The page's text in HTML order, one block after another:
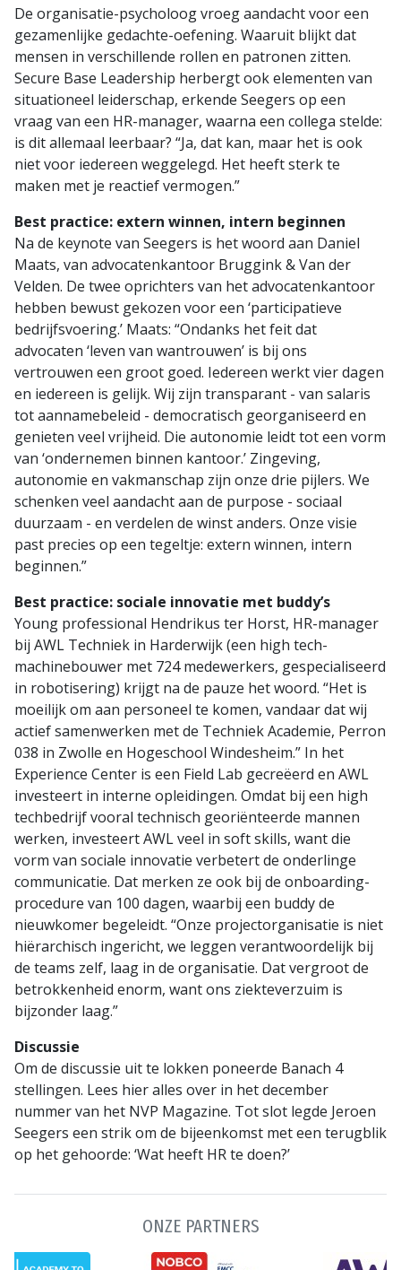
De organisatie-psycholoog vroeg aandacht voor een
gezamenlijke gedachte-oefening. Waaruit blijkt dat
mensen in verschillende rollen en patronen zitten.
Secure Base Leadership herbergt ook elementen van
situationeel leiderschap, erkende Seegers op een
vraag van een HR-manager, waarna een collega stelde:
is dit allemaal leerbaar? “Ja, dat kan, maar het is ook
niet voor iedereen weggelegd. Het heeft sterk te
maken met je reactief vermogen.”
Best practice: extern winnen, intern beginnen
Na de keynote van Seegers is het woord aan Daniel
Maats, van advocatenkantoor Bruggink & Van der
Velden. De twee oprichters van het advocatenkantoor
hebben bewust gekozen voor een ‘participatieve
bedrijfsvoering.’ Maats: “Ondanks het feit dat
advocaten ‘leven van wantrouwen’ is bij ons
vertrouwen een groot goed. Iedereen werkt vier dagen
en iedereen is gelijk. Wij zijn transparant - van salaris
tot aannamebeleid - democratisch georganiseerd en
genieten veel vrijheid. Die autonomie leidt tot een vorm
van ‘ondernemen binnen kantoor.’ Zingeving,
autonomie en vakmanschap zijn onze drie pijlers. We
schenken veel aandacht aan de purpose - sociaal
duurzaam - en verdelen de winst anders. Onze visie
past precies op een tegeltje: extern winnen, intern
beginnen.”
Best practice: sociale innovatie met buddy’s
Young professional Hendrikus ter Horst, HR-manager
bij AWL Techniek in Harderwijk (een high tech-
machinebouwer met 724 medewerkers, gespecialiseerd
in robotisering) krijgt na de pauze het woord. “Het is
moeilijk om aan personeel te komen, vandaar dat wij
actief samenwerken met de Techniek Academie, Perron
038 in Zwolle en Hogeschool Windesheim.” In het
Experience Center is een Field Lab gecreëerd en AWL
investeert in interne opleidingen. Omdat bij een high
techbedrijf vooral technisch georiënteerde mannen
werken, investeert AWL veel in soft skills, want die
vorm van sociale innovatie verbetert de onderlinge
communicatie. Dat merken ze ook bij de onboarding-
procedure van 100 dagen, waarbij een buddy de
nieuwkomer begeleidt. “Onze projectorganisatie is niet
hiërarchisch ingericht, we leggen verantwoordelijk bij
de teams zelf, laag in de organisatie. Dat vergroot de
betrokkenheid enorm, want ons ziekteverzuim is
bijzonder laag.”
Discussie
Om de discussie uit te lokken poneerde Banach 4
stellingen. Lees hier alles over in het december
nummer van het NVP Magazine. Tot slot legde Jeroen
Seegers een strik om de bijeenkomst met een terugblik
op het gehoorde: ‘Wat heeft HR te doen?’
ONZE PARTNERS